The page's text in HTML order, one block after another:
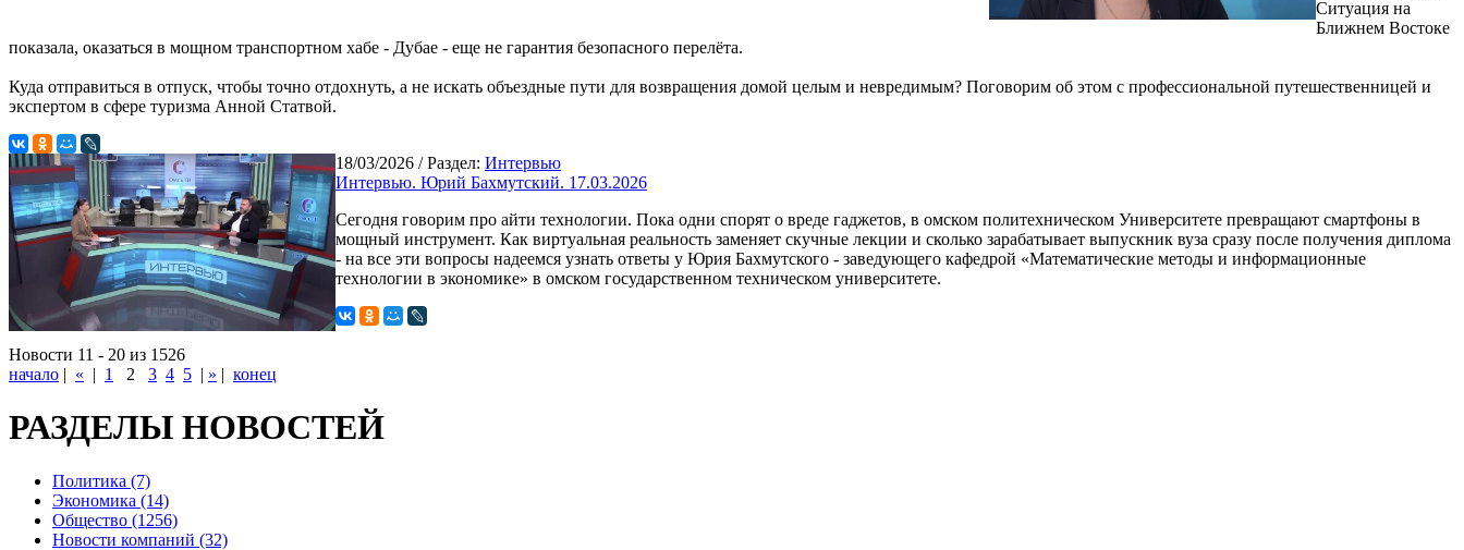
Ситуация на
Ближнем Востоке
показала, оказаться в мощном транспортном хабе - Дубае - еще не гарантия безопасного перелёта.
Куда отправиться в отпуск, чтобы точно отдохнуть, а не искать объездные пути для возвращения домой целым и невредимым? Поговорим об этом с профессиональной путешественницей и
экспертом в сфере туризма Анной Статвой.
18/03/2026 / Раздел: Интервью
Интервью. Юрий Бахмутский. 17.03.2026
Сегодня говорим про айти технологии. Пока одни спорят о вреде гаджетов, в омском политехническом Университете превращают смартфоны в
мощный инструмент. Как виртуальная реальность заменяет скучные лекции и сколько зарабатывает выпускник вуза сразу после получения диплома
- на все эти вопросы надеемся узнать ответы у Юрия Бахмутского - заведующего кафедрой «Математические методы и информационные
технологии в экономике» в омском государственном техническом университете.
Новости 11 - 20 из 1526
начало | « | 1 2 3 4 5 | » | конец
РАЗДЕЛЫ НОВОСТЕЙ
Политика (7)
Экономика (14)
Общество (1256)
Новости компаний (32)